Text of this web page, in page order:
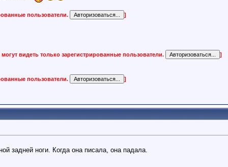
пользователи. ]
видеть только зарегистрированные пользователи. ]
пользователи. ]
задней ноги. Когда она писала, она падала.